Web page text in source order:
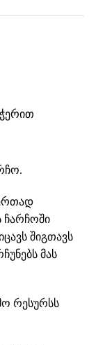
ჩარჩოში
შიგთავს
მას
რესურსს